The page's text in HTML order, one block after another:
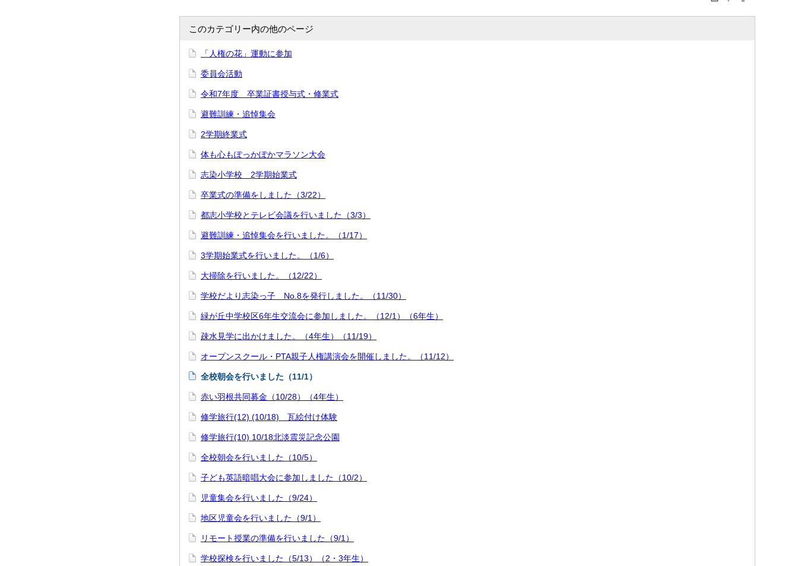
このカテゴリー内の他のページ
「人権の花」運動に参加
委員会活動
令和7年度 卒業証書授与式・修業式
避難訓練・追悼集会
2学期終業式
体も心もぽっかぽかマラソン大会
志染小学校 2学期始業式
卒業式の準備をしました（3/22）
都志小学校とテレビ会議を行いました（3/3）
避難訓練・追悼集会を行いました。（1/17）
3学期始業式を行いました。（1/6）
大掃除を行いました。（12/22）
学校だより志染っ子 No.8を発行しました。（11/30）
緑が丘中学校区6年生交流会に参加しました。（12/1）（6年生）
疎水見学に出かけました。（4年生）（11/19）
オープンスクール・PTA親子人権講演会を開催しました。（11/12）
全校朝会を行いました（11/1）
赤い羽根共同募金（10/28）（4年生）
修学旅行(12) (10/18) 瓦絵付け体験
修学旅行(10) 10/18北淡震災記念公園
全校朝会を行いました（10/5）
子ども英語暗唱大会に参加しました（10/2）
児童集会を行いました（9/24）
地区児童会を行いました（9/1）
リモート授業の準備を行いました（9/1）
学校探検を行いました（5/13）（2・3年生）